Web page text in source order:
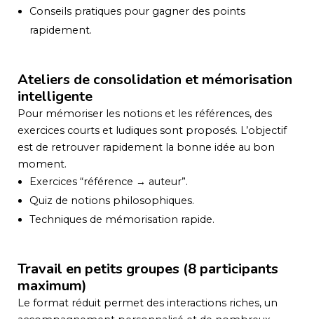
Conseils pratiques pour gagner des points
rapidement.
Ateliers de consolidation et mémorisation
intelligente
Pour mémoriser les notions et les références, des
exercices courts et ludiques sont proposés. L’objectif
est de retrouver rapidement la bonne idée au bon
moment.
Exercices “référence → auteur”.
Quiz de notions philosophiques.
Techniques de mémorisation rapide.
Travail en petits groupes (8 participants
maximum)
Le format réduit permet des interactions riches, un